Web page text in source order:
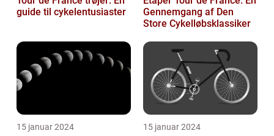
guide til cykelentusiaster
Gennemgang af Den
Store Cykelløbsklassiker
15 januar 2024 15 januar 2024